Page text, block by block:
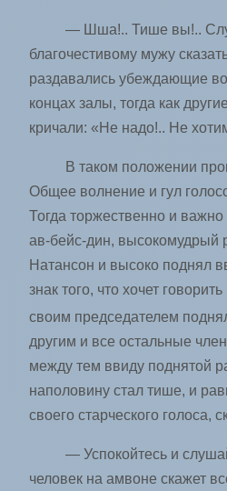
— Шша!.. Тише вы!..
благочестивому мужу
раздавались убеждающие
концах залы, тогда как
кричали: «Не надо!.. Не
В таком положении
Общее волнение и гул
Тогда торжественно и
ав-бейс-дин, высокомудрый
Натансон и высоко поднял
знак того, что хочет
своим председателем
другим и все ­остальные
между тем ввиду поднятой
наполовину стал тише, и
своего старческого голоса,
— Успокойтесь и
человек на амвоне скажет